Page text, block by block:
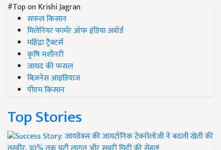
#Top on Krishi Jagran
सफल किसान
मिलेनियर फार्मर ऑफ इंडिया अवॉर्ड
महिंद्रा ट्रैक्टर्स
कृषि मशीनरी
जायद की फसल
बिज़नेस आइडियाज
पीएम किसान
Top Stories